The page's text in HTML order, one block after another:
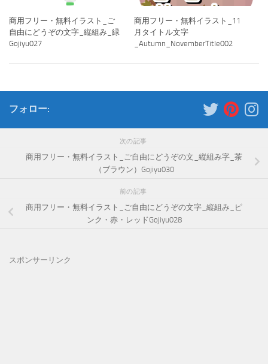
商用フリー・無料イラスト_ご
自由にどうぞの文字_縦組み_緑
Gojiyu027
商用フリー・無料イラスト_11
月タイトル文字
_Autumn_NovemberTitle002
フォロー:
次の記事
商用フリー・無料イラスト_ご自由にどうぞの文_縦組み字_茶
（ブラウン）Gojiyu030
前の記事
商用フリー・無料イラスト_ご自由にどうぞの文字_縦組み_ピ
ンク・赤・レッドGojiyu028
スポンサーリンク